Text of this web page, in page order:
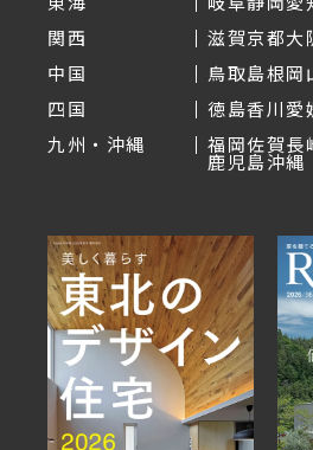
関西
滋賀京都大
中国
鳥取島根岡
四国
徳島香川愛
九州・沖縄
福岡佐賀長
鹿児島沖縄